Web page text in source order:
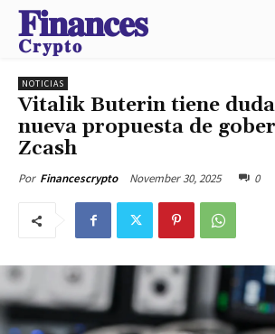
𝐅𝐢𝐧𝐚𝐧𝐜𝐞𝐬
𝐂𝐫𝐲𝐩𝐭𝐨
NOTICIAS
Vitalik Buterin tiene
nueva propuesta de
Zcash
Por Financescrypto November 30, 2025 0